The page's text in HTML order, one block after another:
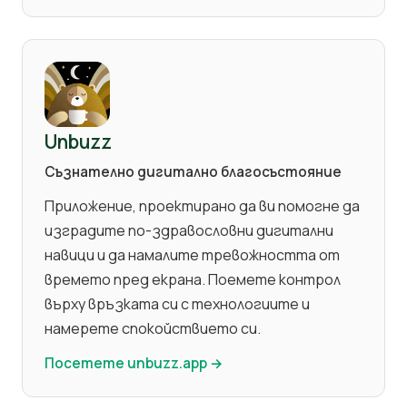
Unbuzz
Съзнателно дигитално благосъстояние
Приложение, проектирано да ви помогне да
изградите по-здравословни дигитални
навици и да намалите тревожността от
времето пред екрана. Поемете контрол
върху връзката си с технологиите и
намерете спокойствието си.
Посетете unbuzz.app →